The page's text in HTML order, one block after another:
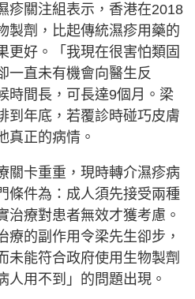
疹關注組表示，香港在2018
製劑，比起傳統濕疹用藥的
更好。「我現在很害怕類固
一直未有機會向醫生反
時間長，可長達9個月。梁
到年底，若覆診時碰巧皮膚
真正的病情。
關卡重重，現時轉介濕疹病
條件為：成人須先接受兩種
治療對患者無效才獲考慮。
療的副作用令梁先生卻步，
未能符合政府使用生物製劑
人用不到」的問題出現。